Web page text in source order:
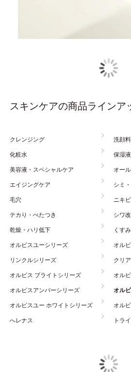
スキンケアの商品ラインア
クレンジング
洗顔料
化粧水
保湿
美容液・スペシャルケア
オー
エイジングケア
シミ
毛穴
ニキビ
テカり・べたつき
シワ
乾燥・ハリ低下
くす
オルビスユーシリーズ
オル
リンクルシリーズ
クリ
オルビス ブライトシリーズ
オル
オルビスアンバーシリーズ
オル
オルビスユー ホワイトシリーズ
オル
へレナス
トラ